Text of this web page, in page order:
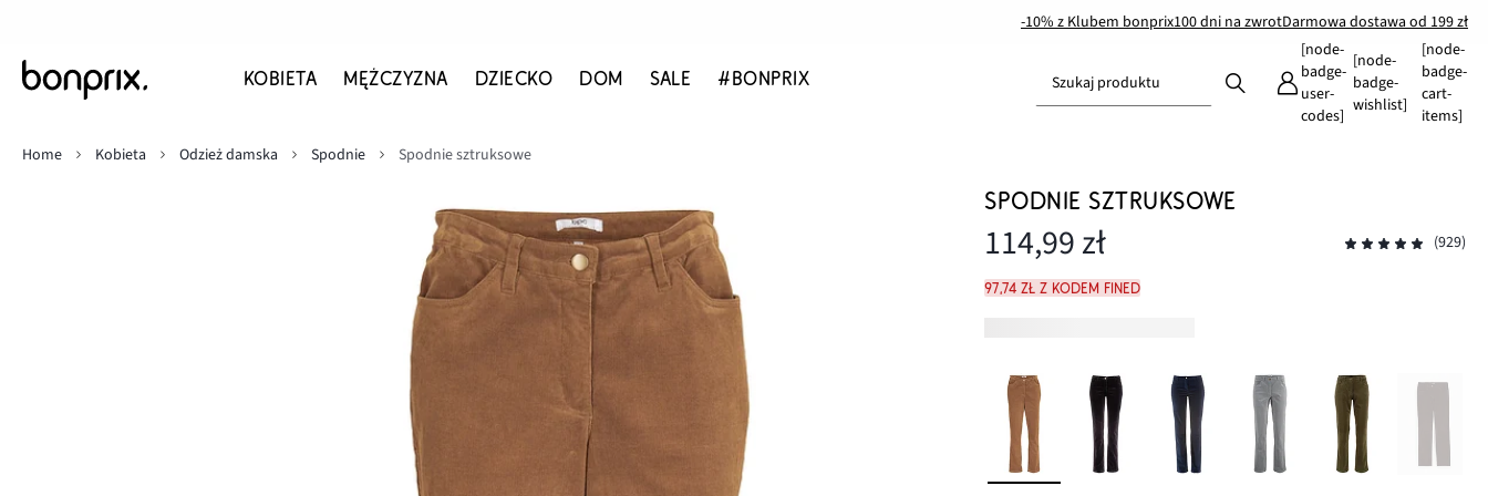
-10% z Klubem bonprix100 dni na zwrotDarmowa dostawa od 199 zł
KOBIETA MĘŻCZYZNA DZIECKO DOM SALE #BONPRIX Szukaj produktu
[node-
badge-
user-
codes]
[node-
badge-
wishlist]
[node-
badge-
cart-
items]
Home
Kobieta Odzież damska Spodnie Spodnie sztruksowe
SPODNIE SZTRUKSOWE
114,99 zł (929)
97,74 zł z kodem FINED